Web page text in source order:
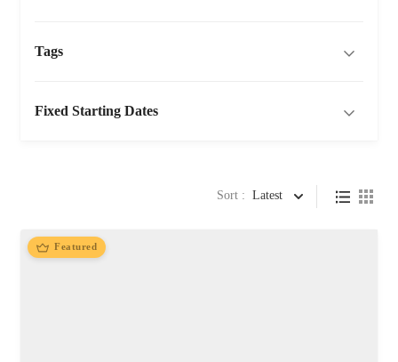
Tags
Fixed Starting Dates
Sort : Latest
Featured